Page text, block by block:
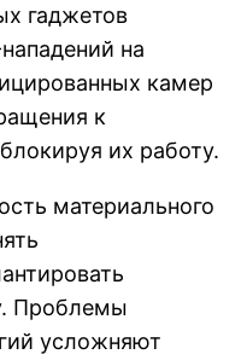
гаджетов
на
камер
к
их работу.
материального
Проблемы
усложняют